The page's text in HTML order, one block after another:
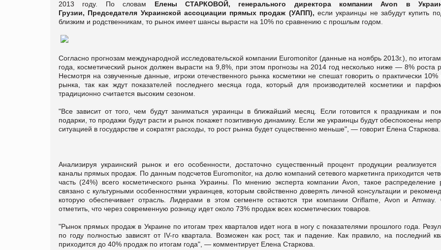
2013 году. По словам Елены СТАРКОВОЙ, генерального директора компании Avon в
Грузии, Председателя Украинской ассоциации прямых продаж (УАПП), если украинцы не забудут купить
близким и родственникам, то рынок имеет шансы вырасти на 10% по сравнению с прошлым годом.
Согласно прогнозам международной исследовательской компании Euromonitor (данные на ноябрь 2013г.), по
года, косметический рынок должен вырасти на 9,8%, при этом прогнозы на 2014 год несколько ниже — 8% роста
Несмотря на озвученные данные, игроки отечественного рынка косметики не спешат говорить о практически 10%
рынка, так как ждут показателей последнего месяца года, который для производителей косметики и
традиционно считается высоким сезоном.
"Все зависит от того, чем будут заниматься украинцы в ближайший месяц. Если готовится к праздникам и
подарки, то продажи будут расти и рынок покажет позитивную динамику. Если же украинцы будут обеспокоены
ситуацией в государстве и сократят расходы, то рост рынка будет существенно меньше", — говорит Елена Старкова.
Анализируя украинский рынок и его особенности, достаточно существенный процент продукции реализуется
каналы прямых продаж. По данным подсчетов Euromonitor, на долю компаний сетевого маркетинга приходится
часть (24%) всего косметического рынка Украины. По мнению эксперта компании Avon, такое распределение
связано с культурными особенностями украинцев, которым свойственно доверять личной консультации и
которую обеспечивает отрасль. Лидерами в этом сегменте остаются три компании Oriflame, Avon и Amway.
отметить, что через современную розницу идет около 73% продаж всех косметических товаров.
"Рынок прямых продаж в Украине по итогам трех кварталов идет нога в ногу с показателями прошлого года.
по году полностью зависят от IV-го квартала. Возможен как рост, так и падение. Как правило, на последний
приходится до 40% продаж по итогам года", — комментирует Елена Старкова.